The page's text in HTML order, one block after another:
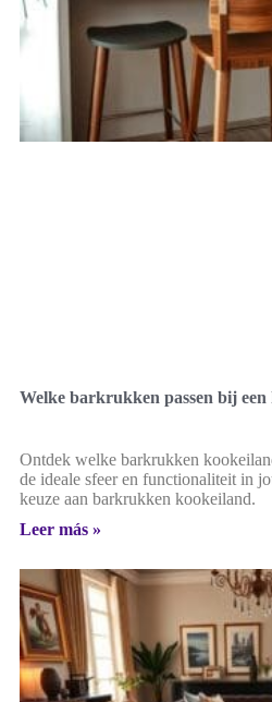
Welke barkrukken passen bij een
Ontdek welke barkrukken
de ideale sfeer en functionaliteit in
keuze aan barkrukken kookeiland.
Leer más »